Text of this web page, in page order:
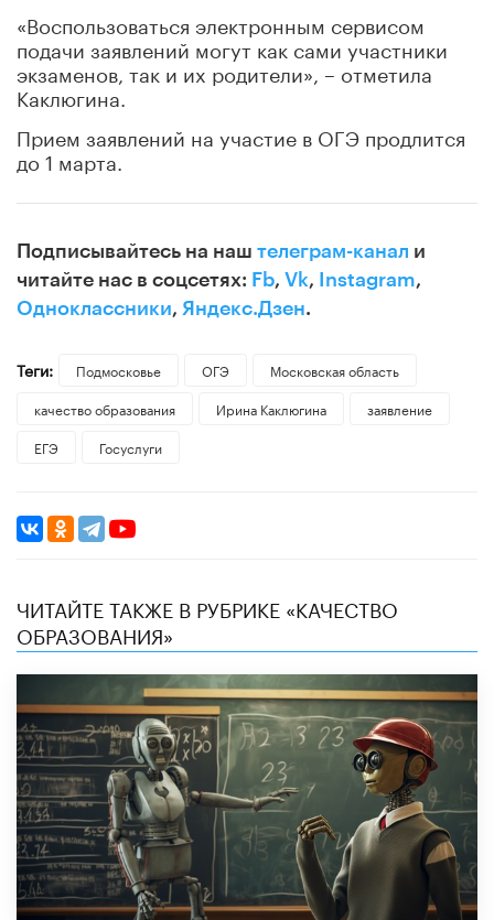
«Воспользоваться электронным сервисом
подачи заявлений могут как сами участники
экзаменов, так и их родители», – отметила
Каклюгина.
Прием заявлений на участие в ОГЭ продлится
до 1 марта.
Подписывайтесь на наш телеграм-канал и
читайте нас в соцсетях: Fb, Vk, Instagram,
Одноклассники, Яндекс.Дзен.
Теги: Подмосковье ОГЭ
Московская область
качество образования
Ирина Каклюгина
заявление
ЕГЭ
Госуслуги
ЧИТАЙТЕ ТАКЖЕ В РУБРИКЕ «КАЧЕСТВО
ОБРАЗОВАНИЯ»